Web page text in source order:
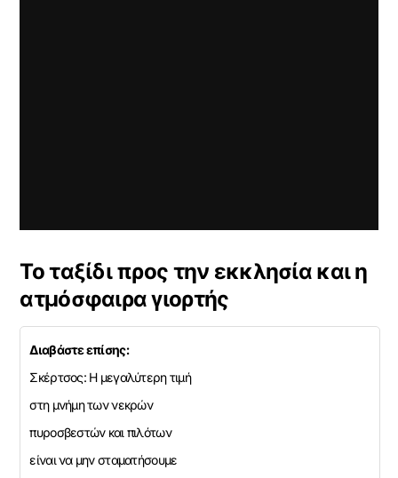
Το ταξίδι προς την εκκλησία και η
ατμόσφαιρα γιορτής
Διαβάστε επίσης:
Σκέρτσος: Η μεγαλύτερη τιμή
στη μνήμη των νεκρών
πυροσβεστών και πιλότων
είναι να μην σταματήσουμε